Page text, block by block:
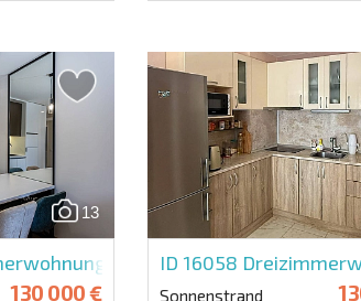
13
im Emilia Romana Verde
130 000 €
ID 16058
Sonnenstrand